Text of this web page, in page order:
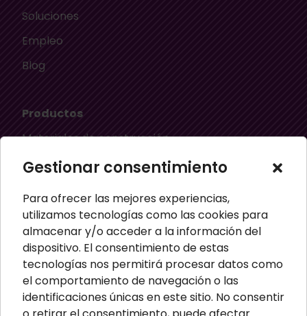
Gestionar consentimiento
Para ofrecer las mejores experiencias,
utilizamos tecnologías como las cookies para
almacenar y/o acceder a la información del
dispositivo. El consentimiento de estas
tecnologías nos permitirá procesar datos como
el comportamiento de navegación o las
identificaciones únicas en este sitio. No consentir
Soluciones
Empleo
Blog
Productos
Materiales de construcción
Aislamiento térmico
Material ignífugo aislante
Paneles aislantes
Masillas para pared
Paneles sandwich
Perfiles